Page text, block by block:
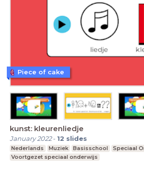
kunst: kleurenliedje
January 2022- 12 slides
Nederlands Muziek Basisschool
Speciaal
Voortgezet speciaal onderwijs
Piece of cake